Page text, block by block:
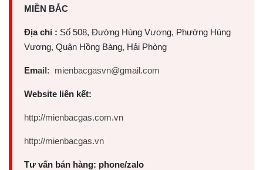
MIỀN BẮC
Địa chỉ : Số 508, Đường Hùng Vương, Phường Hùng
Vương, Quận Hồng Bàng, Hải Phòng
Email: mienbacgasvn@gmail.com
Website liên kết:
http://mienbacgas.com.vn
http://mienbacgas.vn
Tư vấn bán hàng: phone/zalo